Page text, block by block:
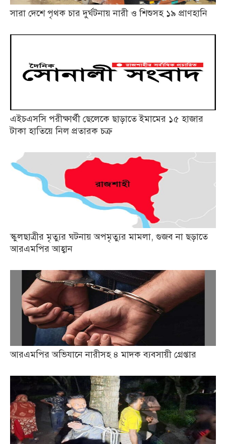
সারা দেশে পৃথক চার দুর্ঘটনায় নারী ও শিশুসহ ১৯ প্রাণহানি
এইচএসসি পরীক্ষার্থী ছেলেকে ছাড়াতে ইমামের ১৫ হাজার
টাকা হাতিয়ে নিল প্রতারক চক্র
স্কুলছাত্রীর মৃত্যুর ঘটনায় অপমৃত্যুর মামলা, গুজব না ছড়াতে
আরএমপির আহ্বান
আরএমপির অভিযানে নারীসহ ৪ মাদক ব্যবসায়ী গ্রেপ্তার